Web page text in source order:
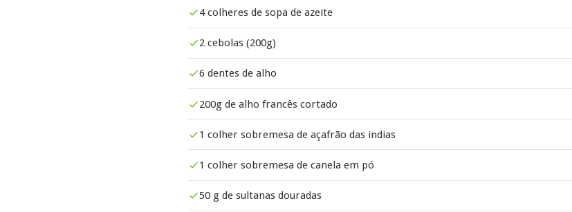
4 colheres de sopa de azeite
2 cebolas (200g)
6 dentes de alho
200g de alho francês cortado
1 colher sobremesa de açafrão das indias
1 colher sobremesa de canela em pó
50 g de sultanas douradas